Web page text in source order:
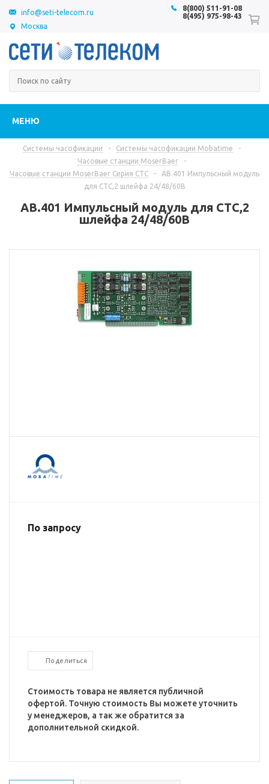
Москва
8(800) 511-91-08
8(495) 975-98-43
info@seti-telecom.ru
МЕНЮ
Системы часофикации - Системы часофикации Mobatime
-
Часовые станции MoserBaer
-
Часовые станции MoserBaer Серия CTC
-
АВ.401 Импульсный модуль
для CTC,2 шлейфа 24/48/60В
АВ.401 Импульсный модуль для CTC,2
шлейфа 24/48/60В
По запросу
Поделиться
Стоимость товара не является публичной
офертой. Точную стоимость Вы можете уточнить
у менеджеров, а так же обратится за
дополнительной скидкой.